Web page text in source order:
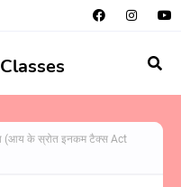
के स्रोत इनकम टैक्स Act